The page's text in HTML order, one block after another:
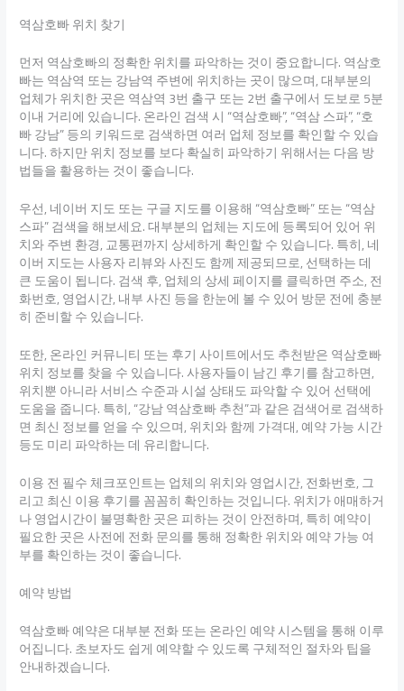
역삼호빠 위치 찾기
먼저 역삼호빠의 정확한 위치를 파악하는 것이 중요합니다. 역삼호
빠는 역삼역 또는 강남역 주변에 위치하는 곳이 많으며, 대부분의
업체가 위치한 곳은 역삼역 3번 출구 또는 2번 출구에서 도보로 5분
이내 거리에 있습니다. 온라인 검색 시 “역삼호빠”, “역삼 스파”, “호
빠 강남” 등의 키워드로 검색하면 여러 업체 정보를 확인할 수 있습
니다. 하지만 위치 정보를 보다 확실히 파악하기 위해서는 다음 방
법들을 활용하는 것이 좋습니다.
우선, 네이버 지도 또는 구글 지도를 이용해 “역삼호빠” 또는 “역삼
스파” 검색을 해보세요. 대부분의 업체는 지도에 등록되어 있어 위
치와 주변 환경, 교통편까지 상세하게 확인할 수 있습니다. 특히, 네
이버 지도는 사용자 리뷰와 사진도 함께 제공되므로, 선택하는 데
큰 도움이 됩니다. 검색 후, 업체의 상세 페이지를 클릭하면 주소, 전
화번호, 영업시간, 내부 사진 등을 한눈에 볼 수 있어 방문 전에 충분
히 준비할 수 있습니다.
또한, 온라인 커뮤니티 또는 후기 사이트에서도 추천받은 역삼호빠
위치 정보를 찾을 수 있습니다. 사용자들이 남긴 후기를 참고하면,
위치뿐 아니라 서비스 수준과 시설 상태도 파악할 수 있어 선택에
도움을 줍니다. 특히, “강남 역삼호빠 추천”과 같은 검색어로 검색하
면 최신 정보를 얻을 수 있으며, 위치와 함께 가격대, 예약 가능 시간
등도 미리 파악하는 데 유리합니다.
이용 전 필수 체크포인트는 업체의 위치와 영업시간, 전화번호, 그
리고 최신 이용 후기를 꼼꼼히 확인하는 것입니다. 위치가 애매하거
나 영업시간이 불명확한 곳은 피하는 것이 안전하며, 특히 예약이
필요한 곳은 사전에 전화 문의를 통해 정확한 위치와 예약 가능 여
부를 확인하는 것이 좋습니다.
예약 방법
역삼호빠 예약은 대부분 전화 또는 온라인 예약 시스템을 통해 이루
어집니다. 초보자도 쉽게 예약할 수 있도록 구체적인 절차와 팁을
안내하겠습니다.